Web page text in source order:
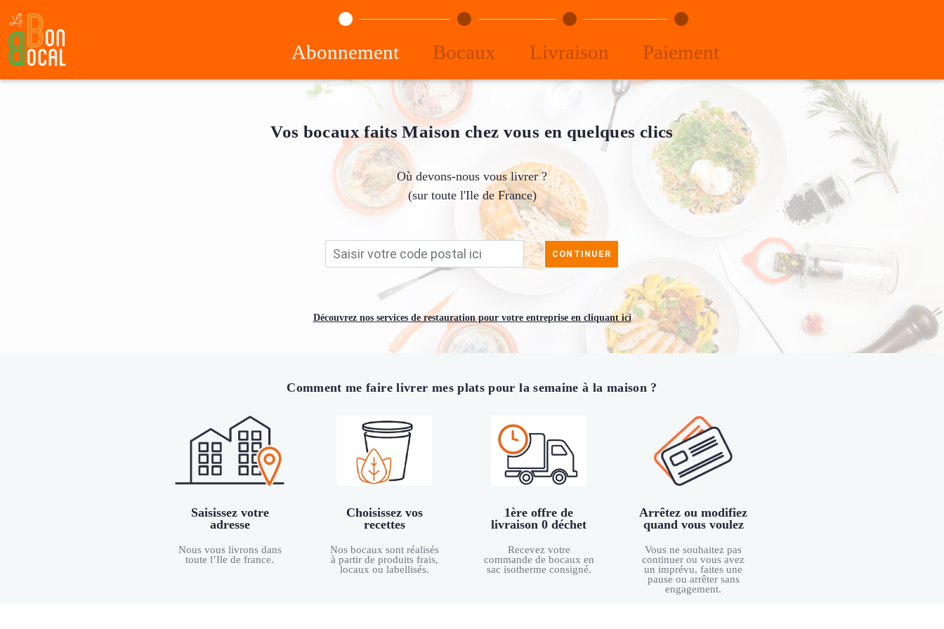
Abonnement Bocaux Livraison Paiement
Vos bocaux faits Maison chez vous en quelques clics
Où devons-nous vous livrer ?
(sur toute l'Ile de France)
CONTINUER
Découvrez nos services de restauration pour votre entreprise en cliquant ici
Comment me faire livrer mes plats pour la semaine à la maison ?
Saisissez votre
adresse
Nous vous livrons dans
toute l’Ile de france.
Choisissez vos
recettes
Nos bocaux sont réalisés
à partir de produits frais,
locaux ou labellisés.
1ère offre de
livraison 0 déchet
Recevez votre
commande de bocaux en
sac isotherme consigné.
Arrêtez ou modifiez
quand vous voulez
Vous ne souhaitez pas
continuer ou vous avez
un imprévu, faites une
pause ou arrêter sans
engagement.